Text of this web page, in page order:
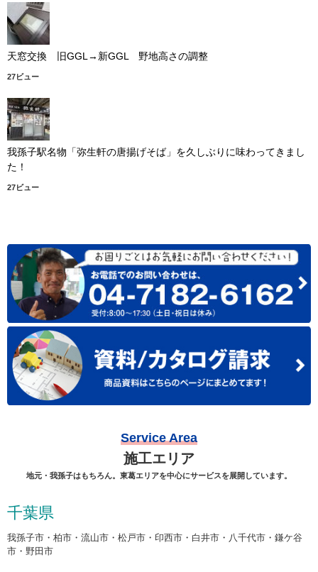
天窓交換 旧GGL→新GGL 野地高さの調整
27ビュー
我孫子駅名物「弥生軒の唐揚げそば」を久しぶりに味わってきまし
た！
27ビュー
Service Area
施工エリア
地元・我孫子はもちろん。東葛エリアを中心にサービスを展開しています。
千葉県
我孫子市・柏市・流山市・松戸市・印西市・白井市・八千代市・鎌ケ谷
市・野田市